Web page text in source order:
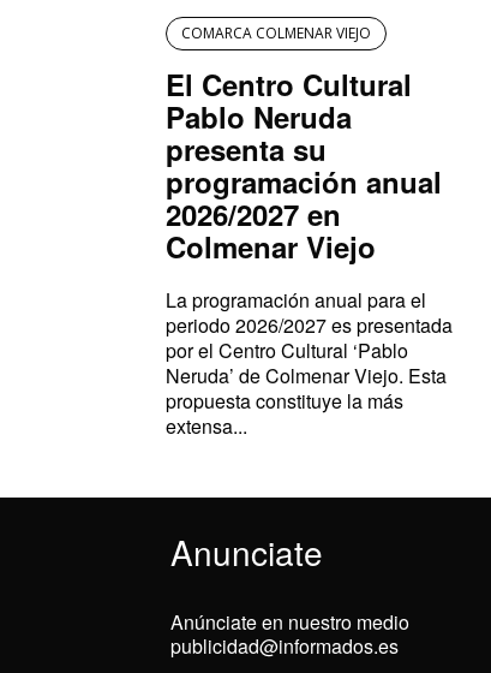
COMARCA COLMENAR VIEJO
El Centro Cultural
Pablo Neruda
presenta su
programación anual
2026/2027 en
Colmenar Viejo
La programación anual para el
periodo 2026/2027 es presentada
por el Centro Cultural ‘Pablo
Neruda’ de Colmenar Viejo. Esta
propuesta constituye la más
extensa...
Anunciate
Anúnciate en nuestro medio
publicidad@informados.es